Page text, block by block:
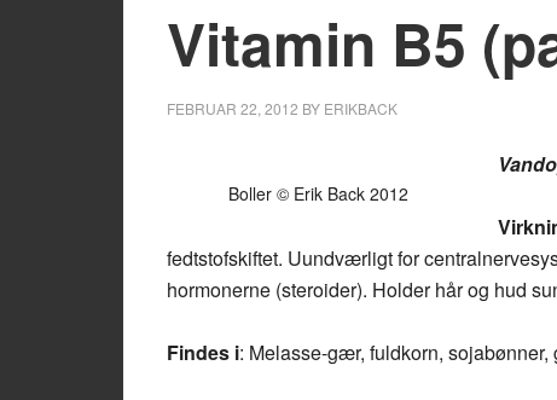
Vitamin B5
FEBRUAR 22, 2012 BY ERIKBACK
Boller © Erik Back 2012
fedtstofskiftet. Uundværligt for
hormonerne (steroider). Holder hår og hud
Findes i: Melasse-gær, fuldkorn,